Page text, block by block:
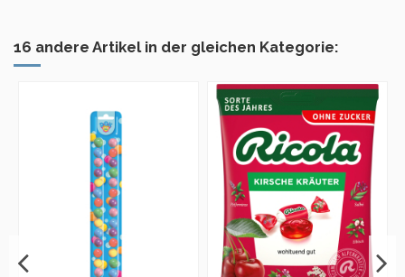
16 andere Artikel in der gleichen Kategorie: